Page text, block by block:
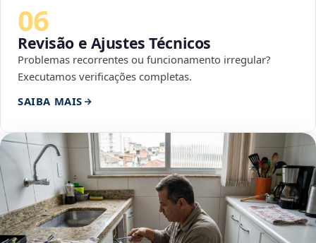
06
Revisão e Ajustes Técnicos
Problemas recorrentes ou funcionamento irregular?
Executamos verificações completas.
SAIBA MAIS